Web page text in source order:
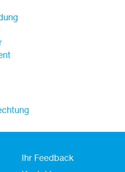
Fusszeile
Ihr Feedback